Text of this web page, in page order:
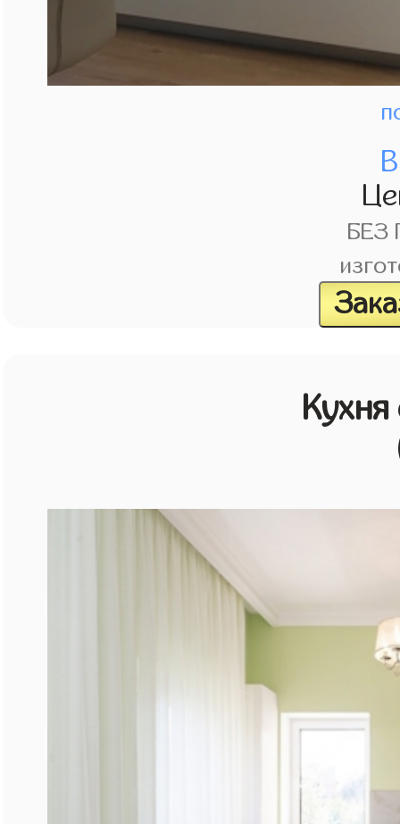
БЕЗ